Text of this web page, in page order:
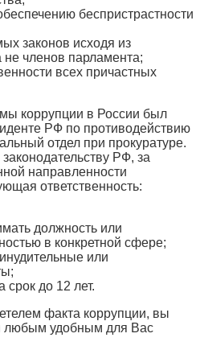
беспристрастности
законов исходя из
не членов парламента;
всех причастных
коррупции в России был
РФ по противодействию
отдел при прокуратуре.
РФ, за
направленности
ответственность:
должность или
в конкретной сфере;
или
до 12 лет.
факта коррупции, вы
любым удобным для Вас